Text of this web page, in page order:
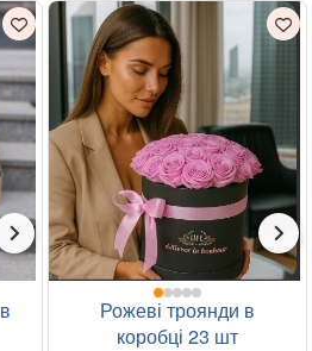
Рожеві троянди в
коробці 23 шт